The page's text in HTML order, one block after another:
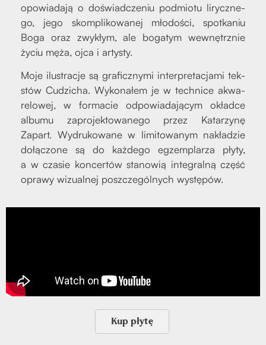
opo­wia­da­ją o doświad­cze­niu pod­mio­tu lirycz­ne­
go, jego skom­pli­ko­wa­nej mło­do­ści, spo­tka­niu
Boga oraz zwy­kłym, ale boga­tym wewnętrz­nie
życiu męża, ojca i arty­sty.
Moje ilu­stra­cje są gra­ficz­ny­mi inter­pre­ta­cja­mi tek­
stów Cudzi­cha. Wyko­na­łem je w tech­ni­ce akwa­
re­lo­wej, w for­ma­cie odpo­wia­da­ją­cym okład­ce
albu­mu zapro­jek­to­wa­ne­go przez Kata­rzy­nę
Zapart. Wydru­ko­wa­ne w limi­to­wa­nym nakła­dzie
dołą­czo­ne są do każ­de­go egzem­pla­rza pły­ty,
a w cza­sie kon­cer­tów sta­no­wią inte­gral­ną część
opra­wy wizu­al­nej poszcze­gól­nych wystę­pów.
Kup pły­tę